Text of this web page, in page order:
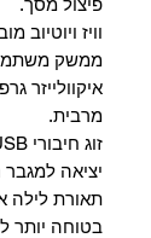
וויז ויוטיוב
ממשק
איקוולייזר
מרבית.
זוג חיבורי USB.
יציאה למגבר
תאורת לילה
בטוחה יותר